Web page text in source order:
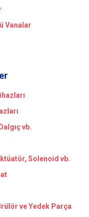
Vanalar
vb.
Solenoid vb.
ve Yedek Parça